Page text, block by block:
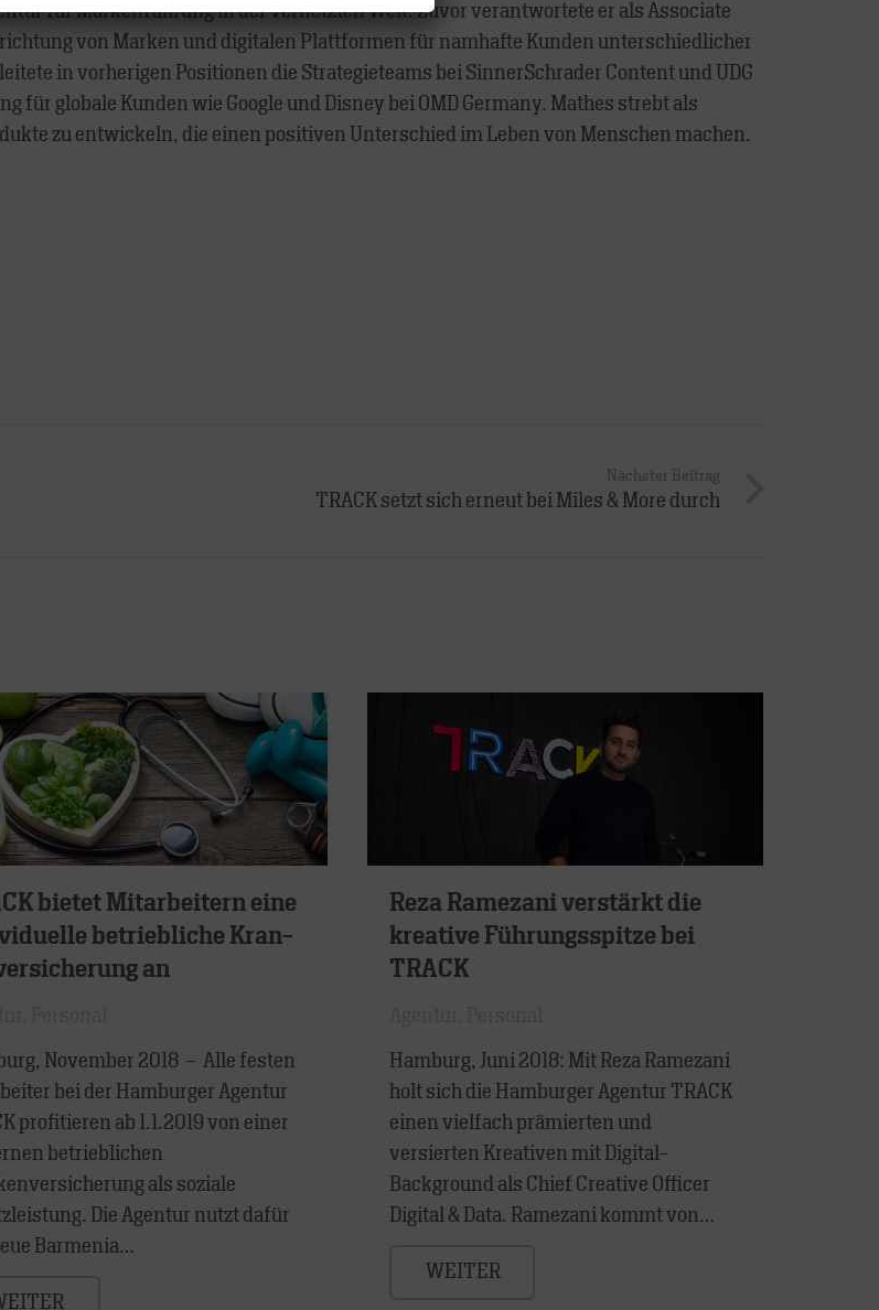
für Markenführung in der vernetzten Welt. Zuvor verantwortete er als Associate
von Marken und digitalen Plattformen für namhafte Kunden unterschiedlicher
in vorherigen Positionen die Strategieteams bei SinnerSchrader Content und UDG
für globale Kunden wie Google und Disney bei OMD Germany. Mathes strebt als
zu entwickeln, die einen positiven Unterschied im Leben von Menschen machen.
Nächster Beitrag
TRACK setzt sich erneut bei Miles & More durch
bietet Mit­arbei­tern eine
be­trieb­liche Kran­
an
November 2018 – Alle festen
bei der Hamburger Agentur
profitieren ab 1.1.2019 von einer
betrieblichen
als soziale
Die Agentur nutzt dafür
Barmenia…
Reza Ramezani verstärkt die
kreative Führungsspitze bei
TRACK
Hamburg, Juni 2018: Mit Reza Ramezani
holt sich die Hamburger Agentur TRACK
einen vielfach prämierten und
versierten Kreativen mit Digital-
Background als Chief Creative Officer
Digital & Data. Ramezani kommt von…
WEITER